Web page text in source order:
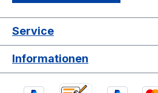
Service
Informationen